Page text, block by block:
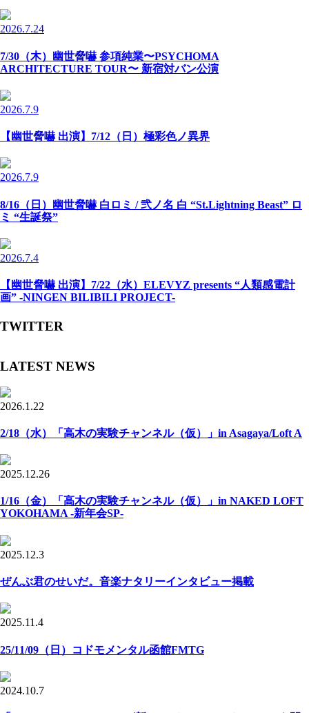
2026.7.24
7/30（木）幽世脅嚇 参項純業〜PSYCHOMA
ARCHITECTURE TOUR〜 新宿対バン公演
2026.7.9
【幽世脅嚇 出演】7/12（日）極彩色ノ異界
2026.7.9
8/16（日）幽世脅嚇 白ロミ / 弐ノ名 白 “St.Lightning Beast” ロ
ミ “生誕祭”
2026.7.4
【幽世脅嚇 出演】7/22（水）ELEVYZ presents “人類感電計
画” -NINGEN BILIBILI PROJECT-
TWITTER
LATEST NEWS
2026.1.22
2/18（水）「高木の実験チャンネル（仮）」in Asagaya/Loft A
2025.12.26
1/16（金）「高木の実験チャンネル（仮）」in NAKED LOFT
YOKOHAMA -新年会SP-
2025.12.3
ぜんぶ君のせいだ。音楽ナタリーインタビュー掲載
2025.11.4
25/11/09（日）コドモメンタル函館FMTG
2024.10.7